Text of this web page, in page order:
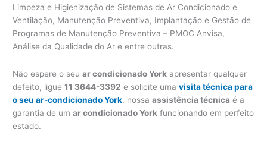
Limpeza e Higienização de Sistemas de Ar Condicionado e
Ventilação, Manutenção Preventiva, Implantação e Gestão de
Programas de Manutenção Preventiva – PMOC Anvisa,
Análise da Qualidade do Ar e entre outras.
Não espere o seuar condicionado York apresentar qualquer
defeito, ligue11 3644-3392 e solicite umavisita técnica para
o seu ar-condicionado York, nossaassistência técnica é a
garantia de umar condicionado York funcionando em perfeito
estado.